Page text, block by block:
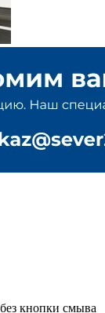
кнопки смыва